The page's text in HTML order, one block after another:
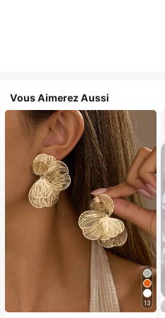
Vous Aimerez Aussi
13